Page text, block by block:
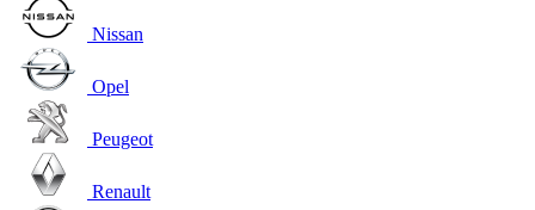
Nissan
Opel
Peugeot
Renault